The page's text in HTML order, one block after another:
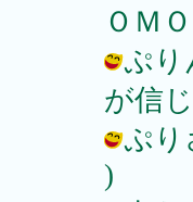
ＯＭ
ぷり
が信
ぷり
)